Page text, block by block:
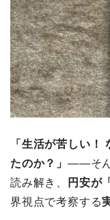
「生活が苦しい！
たのか？」 ――そん
読み解き、
円安が
界視点で考察する